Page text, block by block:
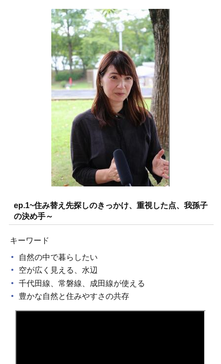
ep.1~住み替え先探しのきっかけ、重視した点、我孫子
の決め手～
キーワード
自然の中で暮らしたい
空が広く見える、水辺
千代田線、常磐線、成田線が使える
豊かな自然と住みやすさの共存